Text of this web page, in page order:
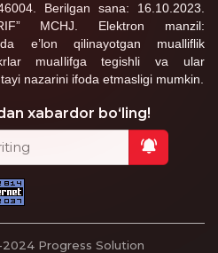
Berilgan sana: 16.10.2023.
MCHJ. Elektron manzil:
e’lon qilinayotgan mualliflik
muallifga tegishli va ular
nazarini ifoda etmasligi mumkin.
xabardor bo‘ling!
2024 Progress Solution